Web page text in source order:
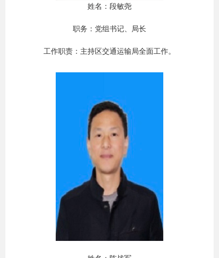
姓名：段敏尧
职务：党组书记、局长
工作职责：主持区交通运输局全面工作。